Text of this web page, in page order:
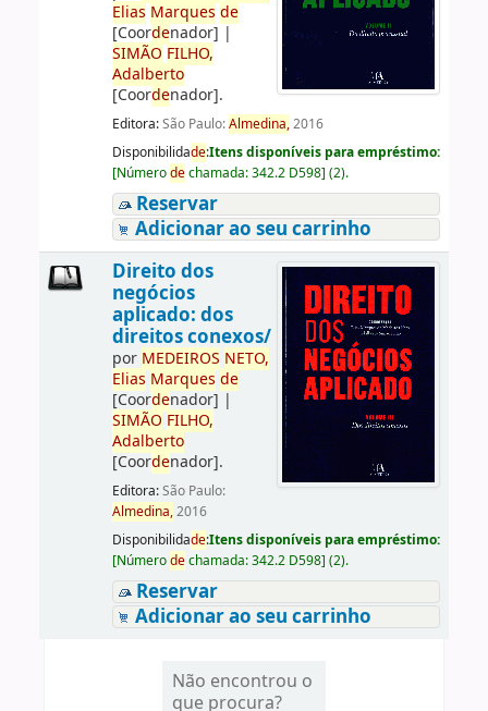
Elias Marques de
[Coordenador] |
SIMÃO FILHO,
Adalberto
[Coordenador].
Editora:São Paulo:Almedina,2016
Disponibilidade:Itens disponíveis para empréstimo:
[Númerodechamada:342.2 D598] (2).
Reservar
Adicionar ao seu carrinho
Direito dos
negócios
aplicado: dos
direitos conexos/
por MEDEIROS NETO,
Elias Marques de
[Coordenador] |
SIMÃO FILHO,
Adalberto
[Coordenador].
Editora:São Paulo:
Almedina,2016
Disponibilidade:Itens disponíveis para empréstimo:
[Númerodechamada:342.2 D598] (2).
Reservar
Adicionar ao seu carrinho
Não encontrou o
que procura?